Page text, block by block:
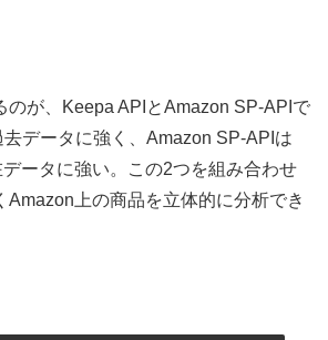
のが、Keepa APIとAmazon SP-APIで
データに強く、Amazon SP-APIは
ータに強い。この2つを組み合わせ
Amazon上の商品を立体的に分析でき